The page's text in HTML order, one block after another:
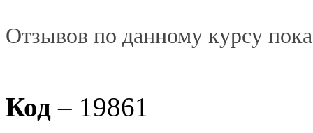
Отзывов по данному курсу
Код – 19861